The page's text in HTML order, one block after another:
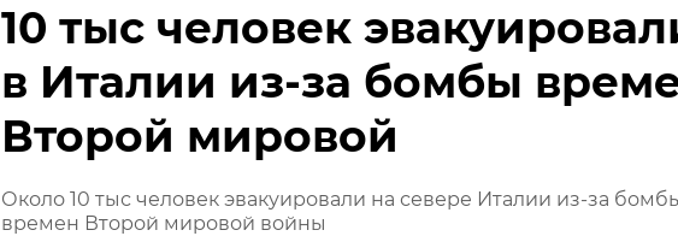
10 тыс человек
в Италии из-за бомбы
Второй мировой
Около 10 тыс человек эвакуировали на севере Италии из-за
времен Второй мировой войны